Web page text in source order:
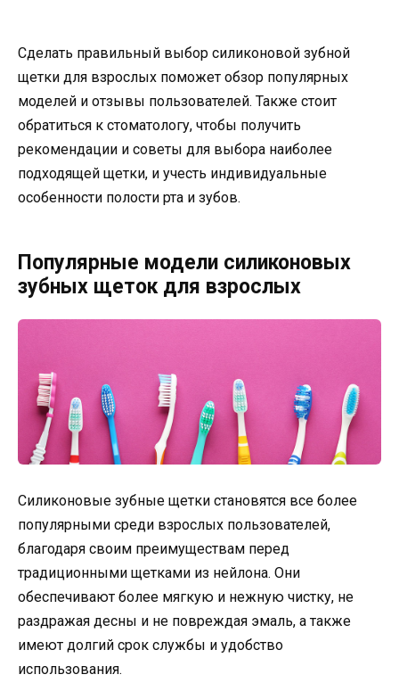
Сделать правильный выбор силиконовой зубной
щетки для взрослых поможет обзор популярных
моделей и отзывы пользователей. Также стоит
обратиться к стоматологу, чтобы получить
рекомендации и советы для выбора наиболее
подходящей щетки, и учесть индивидуальные
особенности полости рта и зубов.
Популярные модели силиконовых
зубных щеток для взрослых
Силиконовые зубные щетки становятся все более
популярными среди взрослых пользователей,
благодаря своим преимуществам перед
традиционными щетками из нейлона. Они
обеспечивают более мягкую и нежную чистку, не
раздражая десны и не повреждая эмаль, а также
имеют долгий срок службы и удобство
использования.